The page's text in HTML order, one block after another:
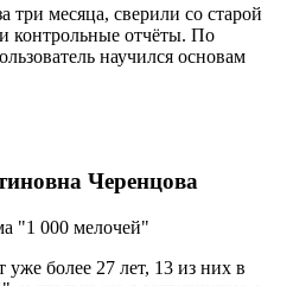
три месяца, сверили со старой
контрольные отчёты. По
научился основам
Черенцова
"1 000 мелочей"
более 27 лет, 13 из них в